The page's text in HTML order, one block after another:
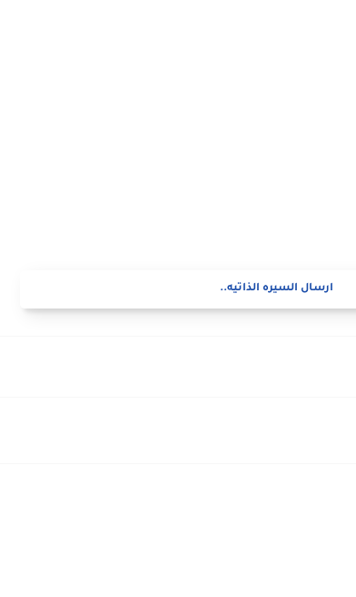
ارسال السيره الذاتيه..